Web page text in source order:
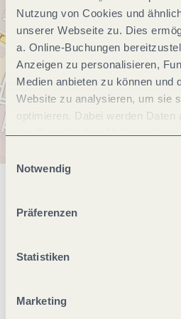
Nutzung von Cookies und
unserer Webseite zu. Dies
a. Online-Buchungen
Anzeigen zu personalisieren,
Medien anbieten zu können und
Website zu analysieren, um sie
optimieren. Dabei werden Daten
der Europäischen Union
jederzeit widerrufen werden. Mit
ablehnen" kann es zu
Notwendig
Präferenzen
Statistiken
Marketing
Allgemeine
Öffnungszeiten
Ruhetage